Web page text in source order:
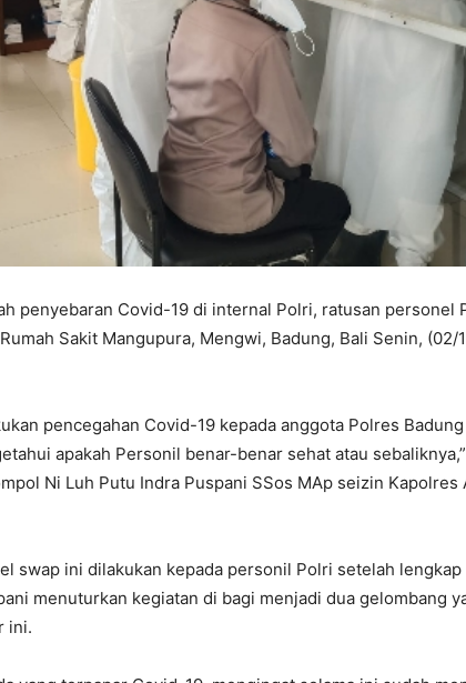
penyebaran Covid-19 di internal Polri, ratusan personel
Sakit Mangupura, Mengwi, Badung, Bali Senin, (02/
pencegahan Covid-19 kepada anggota Polres
apakah Personil benar-benar sehat atau
Ni Luh Putu Indra Puspani SSos MAp seizin Kapolres
swap ini dilakukan kepada personil Polri setelah lengkap
menuturkan kegiatan di bagi menjadi dua gelombang
ini.